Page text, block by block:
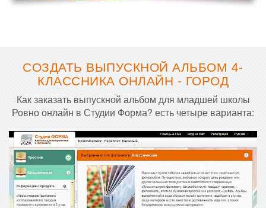
СОЗДАТЬ ВЫПУСКНОЙ АЛЬБОМ 4-
КЛАССНИКА ОНЛАЙН - ГОРОД
Как заказать выпускной альбом для младшей школы
Ровно онлайн в Студии Форма? есть четыре варианта: